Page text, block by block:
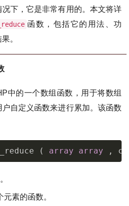
下，它是非常有用的。本文将详
函数，包括它的用法、功
。
中的一个数组函数，用于将数组
自定义函数来进行累加。该函数
( array array ,
元素的函数。